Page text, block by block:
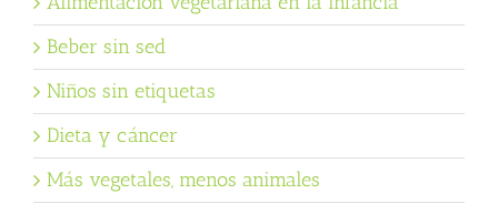
Beber sin sed
Niños sin etiquetas
Dieta y cáncer
Más vegetales, menos animales